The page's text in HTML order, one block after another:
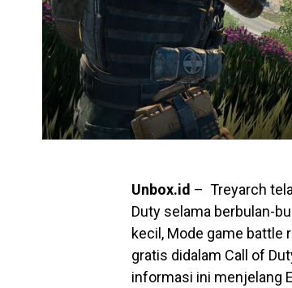
Unbox.id – Treyarch
Duty selama berbulan-
kecil, Mode game battle
gratis didalam Call of
informasi ini menjelang